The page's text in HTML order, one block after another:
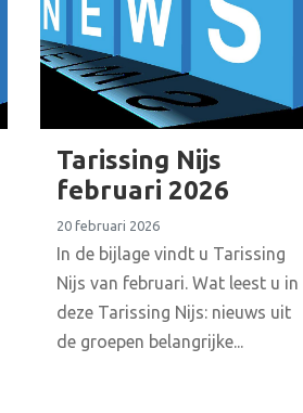
Tarissing Nijs
februari 2026
20 februari 2026
In de bijlage vindt u Tarissing
Nijs van februari. Wat leest u in
deze Tarissing Nijs: nieuws uit
de groepen belangrijke...